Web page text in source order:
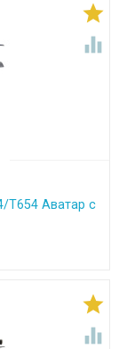


T654 Аватар с

